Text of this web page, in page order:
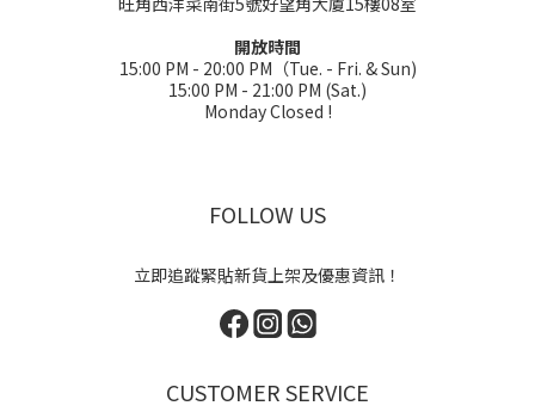
開放時間
15:00 PM - 20:00 PM（Tue. - Fri. & Sun)
15:00 PM - 21:00 PM (Sat.)
Monday Closed !
FOLLOW US
立即追蹤緊貼新貨上架及優惠資訊！
CUSTOMER SERVICE